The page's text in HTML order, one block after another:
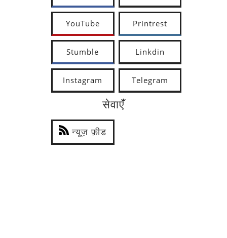
YouTube Printrest
Stumble Linkdin
Instagram Telegram
सेवाएँ
न्यूज़ फ़ीड